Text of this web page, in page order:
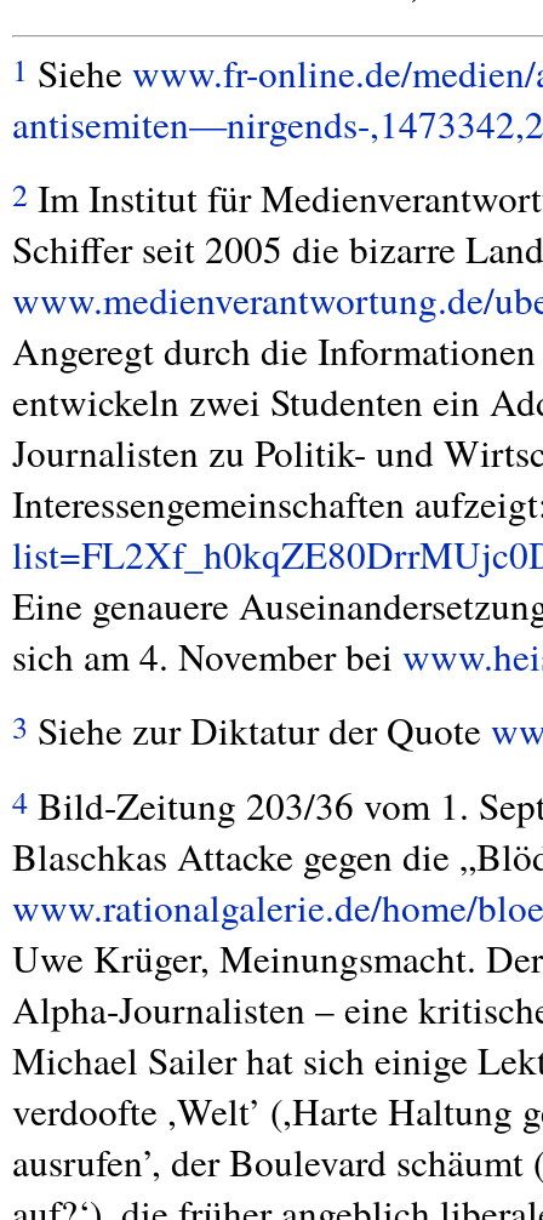
1 Siehe www.fr-online.de/
antisemiten—nirgends-
2 Im Institut für
Schiffer seit 2005 die bizarre
www.medienverantwortung.de/
Angeregt durch die
entwickeln zwei Studenten ein
Journalisten zu Politik- und
Interessengemeinschaften
Eine genauere
sich am 4. November bei
3 Siehe zur Diktatur der Quote
4 Bild-Zeitung 203/36 vom 1.
Blaschkas Attacke gegen die
www.rationalgalerie.de/home/
Uwe Krüger, Meinungsmacht.
Alpha-Journalisten – eine
Michael Sailer hat sich einige
verdoofte ,Welt’ (,Harte Haltung
ausrufen’, der Boulevard